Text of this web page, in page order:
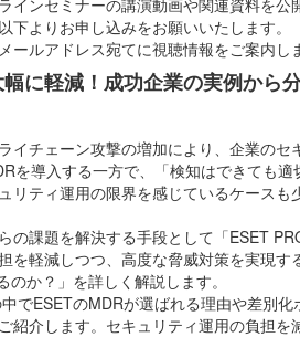
インセミナーの講演動画や関連資料を公
下よりお申し込みをお願いいたします。
ールアドレス宛てに視聴情報をご案内し
に軽減！成功企業の実例から
イチェーン攻撃の増加により、企業のセ
を導入する一方で、「検知はできても
リティ運用の限界を感じているケース
の課題を解決する手段として「ESET
を軽減しつつ、高度な脅威対策を実現
のか？」を詳しく解説します。
でESETのMDRが選ばれる理由や差別
紹介します。セキュリティ運用の負担